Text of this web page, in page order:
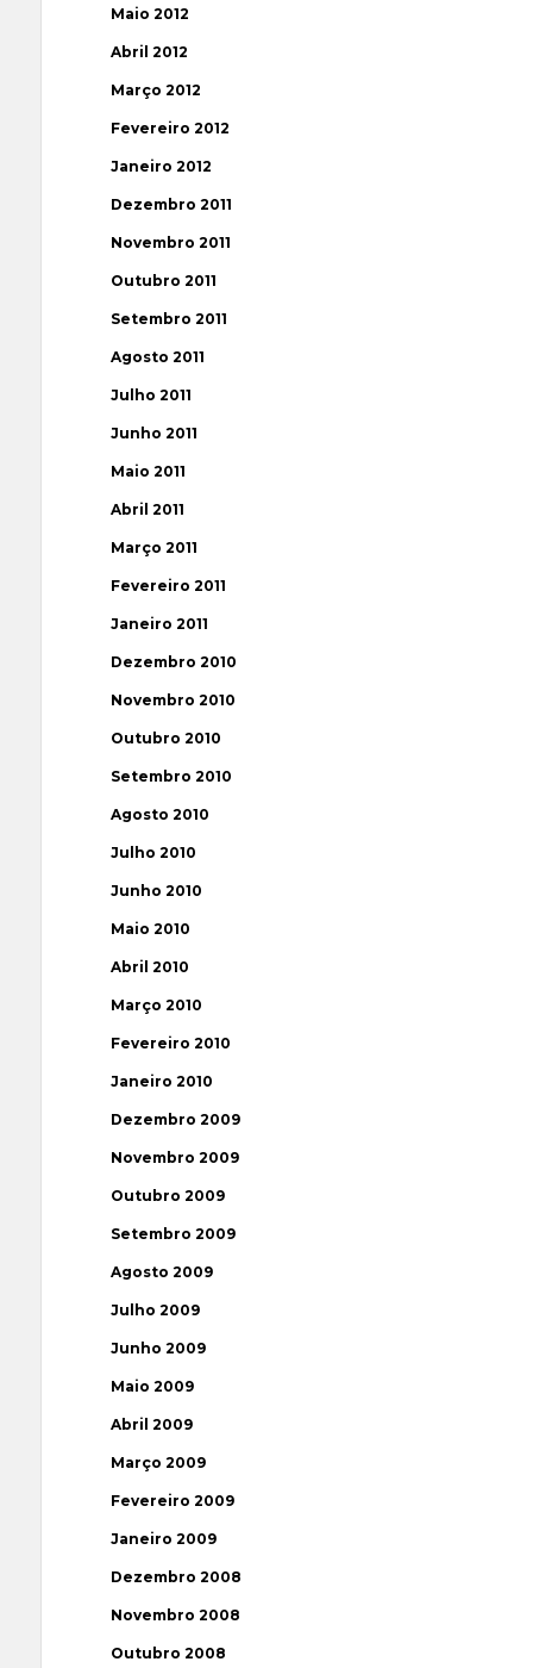
Maio 2012
Abril 2012
Março 2012
Fevereiro 2012
Janeiro 2012
Dezembro 2011
Novembro 2011
Outubro 2011
Setembro 2011
Agosto 2011
Julho 2011
Junho 2011
Maio 2011
Abril 2011
Março 2011
Fevereiro 2011
Janeiro 2011
Dezembro 2010
Novembro 2010
Outubro 2010
Setembro 2010
Agosto 2010
Julho 2010
Junho 2010
Maio 2010
Abril 2010
Março 2010
Fevereiro 2010
Janeiro 2010
Dezembro 2009
Novembro 2009
Outubro 2009
Setembro 2009
Agosto 2009
Julho 2009
Junho 2009
Maio 2009
Abril 2009
Março 2009
Fevereiro 2009
Janeiro 2009
Dezembro 2008
Novembro 2008
Outubro 2008